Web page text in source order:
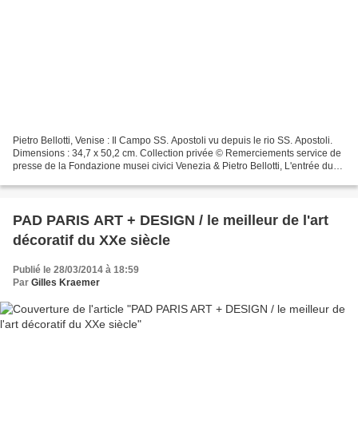
Pietro Bellotti, Venise : Il Campo SS. Apostoli vu depuis le rio SS. Apostoli.
Dimensions : 34,7 x 50,2 cm. Collection privée © Remerciements service de
presse de la Fondazione musei civici Venezia & Pietro Bellotti, L'entrée du
PAD PARIS ART + DESIGN / le meilleur de l'art
décoratif du XXe siècle
Publié le 28/03/2014 à 18:59
Par Gilles Kraemer